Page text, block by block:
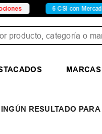
6 CSI con Mercado Pago
MARCAS